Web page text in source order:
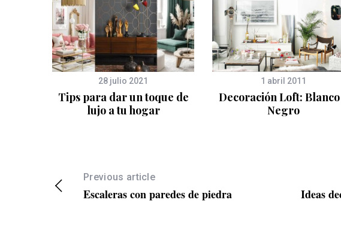
28 julio 2021
Tips para dar un toque de
lujo a tu hogar
1 abril 2011
Decoración Loft:
Negro
Previous article
Escaleras con paredes de piedra Ideas